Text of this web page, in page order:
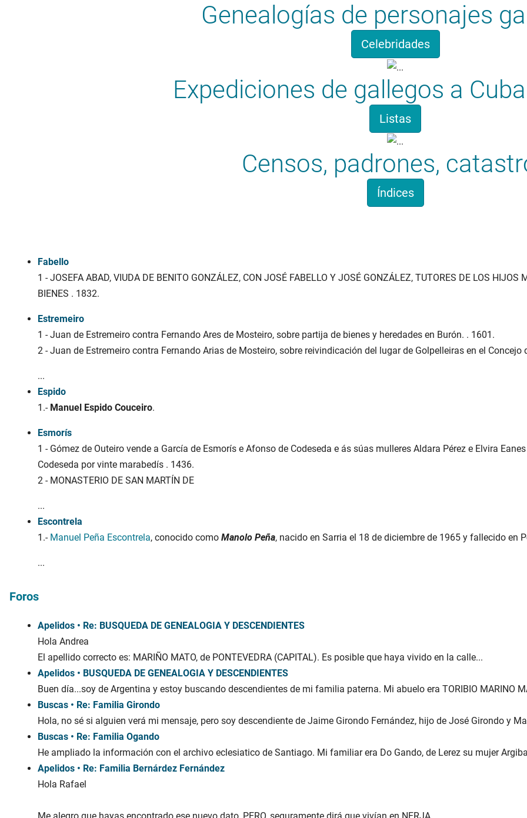
Genealogías de personajes
Celebridades
Expediciones de gallegos a
Listas
Censos, padrones,
Índices
Fabello
1 - JOSEFA ABAD, VIUDA DE BENITO GONZÁLEZ, CON JOSÉ FABELLO Y JOSÉ GONZÁLEZ, TUTORES DE LOS HIJOS
BIENES . 1832.
Estremeiro
1 - Juan de Estremeiro contra Fernando Ares de Mosteiro, sobre partija de bienes y heredades en Burón. . 1601.
2 - Juan de Estremeiro contra Fernando Arias de Mosteiro, sobre reivindicación del lugar de Golpelleiras en el Concejo
...
Espido
1.- Manuel Espido Couceiro.
Esmorís
1 - Gómez de Outeiro vende a García de Esmorís e Afonso de Codeseda e ás súas mulleres Aldara Pérez e Elvira
Codeseda por vinte marabedís . 1436.
2 - MONASTERIO DE SAN MARTÍN DE
...
Escontrela
1.- Manuel Peña Escontrela, conocido como Manolo Peña, nacido en Sarria el 18 de diciembre de 1965 y fallecido en
...
Foros
Apelidos • Re: BUSQUEDA DE GENEALOGIA Y DESCENDIENTES
Hola Andrea
El apellido correcto es: MARIÑO MATO, de PONTEVEDRA (CAPITAL). Es posible que haya vivido en la calle...
Apelidos • BUSQUEDA DE GENEALOGIA Y DESCENDIENTES
Buen día...soy de Argentina y estoy buscando descendientes de mi familia paterna. Mi abuelo era TORIBIO MARINO
Buscas • Re: Familia Girondo
Hola, no sé si alguien verá mi mensaje, pero soy descendiente de Jaime Girondo Fernández, hijo de José Girondo y
Buscas • Re: Familia Ogando
He ampliado la información con el archivo eclesiatico de Santiago. Mi familiar era Do Gando, de Lerez su mujer
Apelidos • Re: Familia Bernárdez Fernández
Hola Rafael